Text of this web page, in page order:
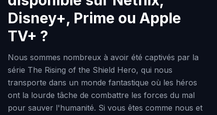
Disney+, Prime ou Apple
TV+ ?
Nous sommes nombreux à avoir été captivés par la
série The Rising of the Shield Hero, qui nous
transporte dans un monde fantastique où les héros
ont la lourde tâche de combattre les forces du mal
pour sauver l'humanité. Si vous êtes comme nous et